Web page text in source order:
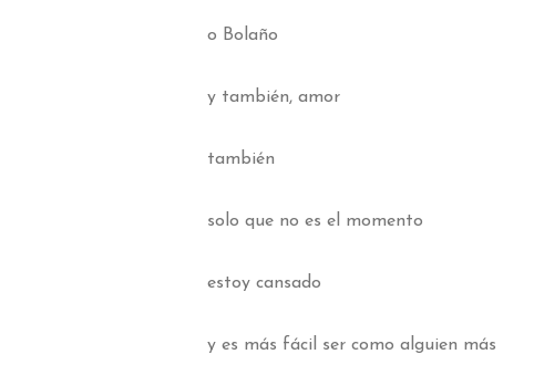
o Bolaño
y también, amor
también
solo que no es el momento
estoy cansado
y es más fácil ser como alguien más